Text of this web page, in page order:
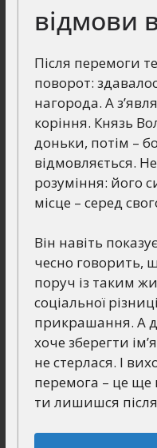
відмови
Після перемоги
поворот:
нагорода. А
коріння. Князь
доньки, потім –
відмовляється.
розуміння: його
місце – серед
Він навіть
чесно говорить,
поруч із таким
соціальної
прикрашання. А
хоче зберегти
не стерлася. І
перемога – це ще
ти лишишся